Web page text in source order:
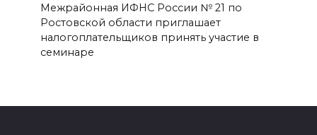
Межрайонная ИФНС России № 21 по
Ростовской области приглашает
налогоплательщиков принять участие в
семинаре